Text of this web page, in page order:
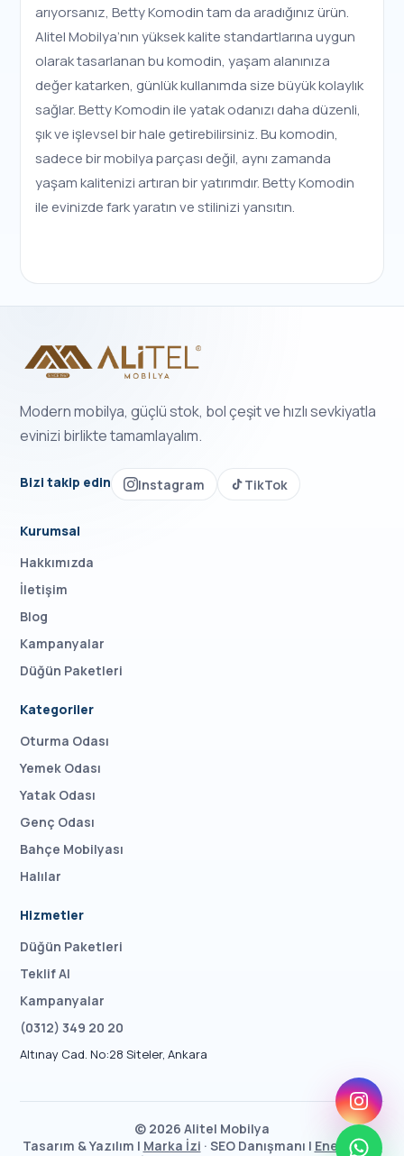
arıyorsanız, Betty Komodin tam da aradığınız ürün.
Alitel Mobilya’nın yüksek kalite standartlarına uygun
olarak tasarlanan bu komodin, yaşam alanınıza
değer katarken, günlük kullanımda size büyük kolaylık
sağlar. Betty Komodin ile yatak odanızı daha düzenli,
şık ve işlevsel bir hale getirebilirsiniz. Bu komodin,
sadece bir mobilya parçası değil, aynı zamanda
yaşam kalitenizi artıran bir yatırımdır. Betty Komodin
ile evinizde fark yaratın ve stilinizi yansıtın.
Modern mobilya, güçlü stok, bol çeşit ve hızlı sevkiyatla
evinizi birlikte tamamlayalım.
Bizi takip edin Instagram TikTok
Kurumsal
Hakkımızda
İletişim
Blog
Kampanyalar
Düğün Paketleri
Kategoriler
Oturma Odası
Yemek Odası
Yatak Odası
Genç Odası
Bahçe Mobilyası
Halılar
Hizmetler
Düğün Paketleri
Teklif Al
Kampanyalar
(0312) 349 20 20
Altınay Cad. No:28 Siteler, Ankara
© 2026 Alitel Mobilya
Tasarım & Yazılım | Marka İzi · SEO Danışmanı | Enes Taşcı